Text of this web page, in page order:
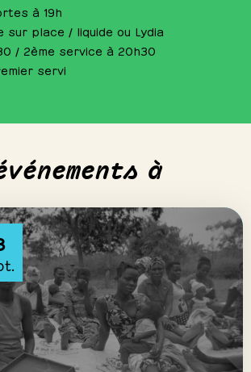
à 19h
sur place / liquide ou Lydia
/ 2ème service à 20h30
servi
à